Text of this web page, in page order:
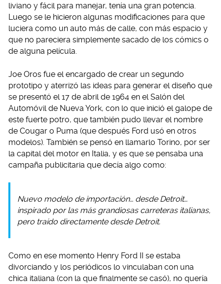
liviano y fácil para manejar, tenía una gran potencia.
Luego se le hicieron algunas modificaciones para que
luciera como un auto más de calle, con más espacio y
que no pareciera simplemente sacado de los cómics o
de alguna película.
Joe Oros fue el encargado de crear un segundo
prototipo y aterrizó las ideas para generar el diseño que
se presentó el 17 de abril de 1964 en el Salón del
Automóvil de Nueva York, con lo que inició el galope de
este fuerte potro, que también pudo llevar el nombre
de Cougar o Puma (que después Ford usó en otros
modelos). También se pensó en llamarlo Torino, por ser
la capital del motor en Italia, y es que se pensaba una
campaña publicitaria que decía algo como:
Nuevo modelo de importación… desde Detroit…
inspirado por las más grandiosas carreteras italianas,
pero traído directamente desde Detroit.
Como en ese momento Henry Ford II se estaba
divorciando y los periódicos lo vinculaban con una
chica italiana (con la que finalmente se casó), no quería